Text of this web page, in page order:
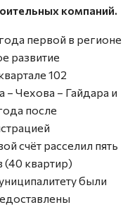
компаний.
первой в регионе
развитие
102
– Чехова – Гайдара и
после
счёт расселил пять
квартир)
были